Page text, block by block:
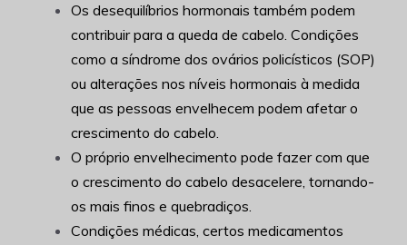
Os desequilíbrios hormonais também podem
contribuir para a queda de cabelo. Condições
como a síndrome dos ovários policísticos (SOP)
ou alterações nos níveis hormonais à medida
que as pessoas envelhecem podem afetar o
crescimento do cabelo.
O próprio envelhecimento pode fazer com que
o crescimento do cabelo desacelere, tornando-
os mais finos e quebradiços.
Condições médicas, certos medicamentos